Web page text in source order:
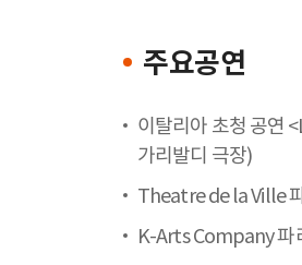
주요공연
이탈리아 초청 공연
가리발디 극장)
Theatre de la Ville
K-Arts Company 파